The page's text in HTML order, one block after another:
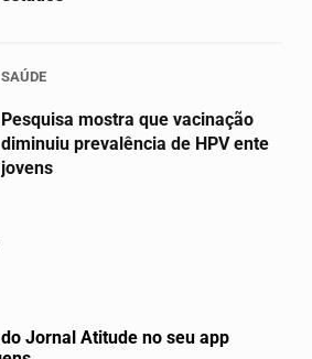
SAÚDE
Pesquisa mostra que vacinação
diminuiu prevalência de HPV ente
jovens
Jornal Atitude no seu app